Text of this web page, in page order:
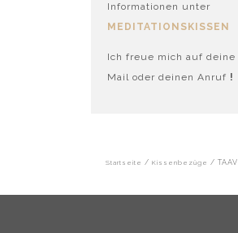
Informationen unter
MEDITATIONSKISSEN
Ich freue mich auf deine
Mail oder deinen Anruf !
Startseite / Kissenbezüge / TAAVI